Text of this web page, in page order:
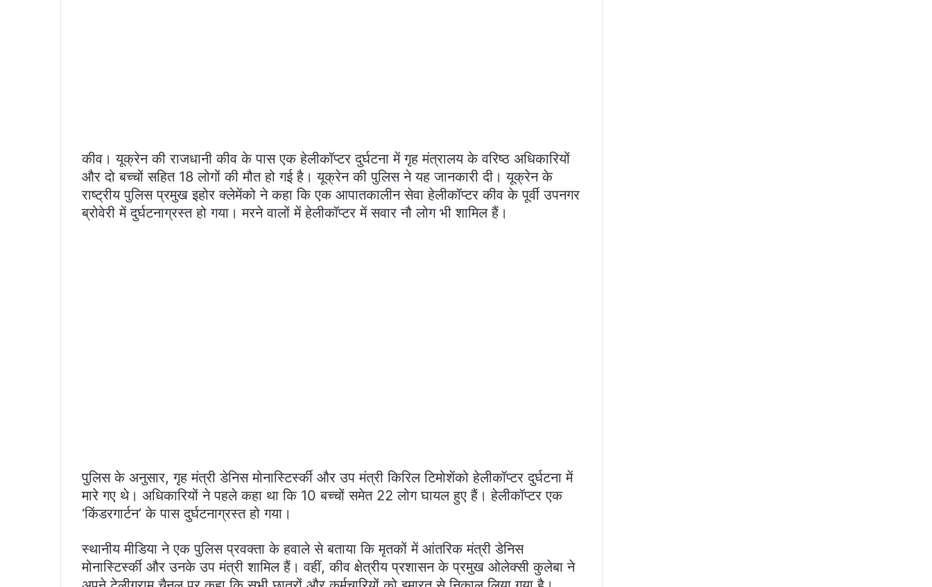
कीव। यूक्रेन की राजधानी कीव के पास एक हेलीकॉप्टर दुर्घटना में गृह मंत्रालय के वरिष्ठ अधिकारियों
और दो बच्चों सहित 18 लोगों की मौत हो गई है। यूक्रेन की पुलिस ने यह जानकारी दी। यूक्रेन के
राष्ट्रीय पुलिस प्रमुख इहोर क्लेमेंको ने कहा कि एक आपातकालीन सेवा हेलीकॉप्टर कीव के पूर्वी उपनगर
ब्रोवेरी में दुर्घटनाग्रस्त हो गया। मरने वालों में हेलीकॉप्टर में सवार नौ लोग भी शामिल हैं।
पुलिस के अनुसार, गृह मंत्री डेनिस मोनास्टिर्स्की और उप मंत्री किरिल टिमोशेंको हेलीकॉप्टर दुर्घटना में
मारे गए थे। अधिकारियों ने पहले कहा था कि 10 बच्चों समेत 22 लोग घायल हुए हैं। हेलीकॉप्टर एक
‘किंडरगार्टन’ के पास दुर्घटनाग्रस्त हो गया।
स्थानीय मीडिया ने एक पुलिस प्रवक्ता के हवाले से बताया कि मृतकों में आंतरिक मंत्री डेनिस
मोनास्टिर्स्की और उनके उप मंत्री शामिल हैं। वहीं, कीव क्षेत्रीय प्रशासन के प्रमुख ओलेक्सी कुलेबा ने